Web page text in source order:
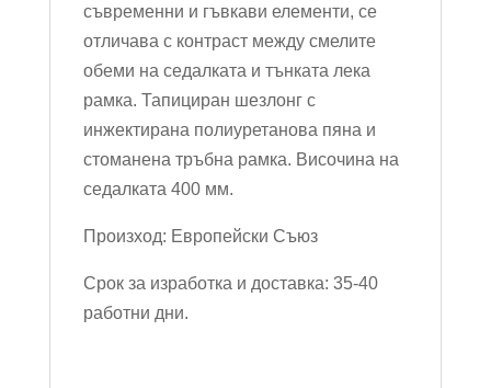
съвременни и гъвкави елементи, се
отличава с контраст между смелите
обеми на седалката и тънката лека
рамка. Тапициран шезлонг с
инжектирана полиуретанова пяна и
стоманена тръбна рамка. Височина на
седалката 400 мм.
Произход: Европейски Съюз
Срок за изработка и доставка: 35-40
работни дни.